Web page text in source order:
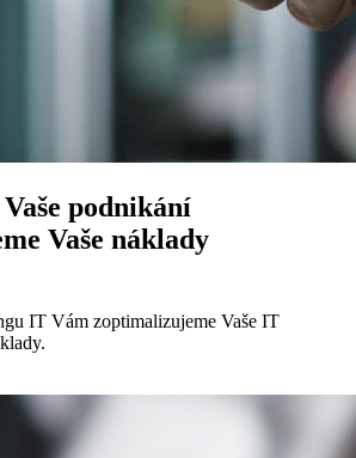
Vaše podnikání
Vaše náklady
IT Vám zoptimalizujeme Vaše IT